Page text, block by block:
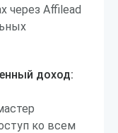
через Affilead
доход:
ко всем